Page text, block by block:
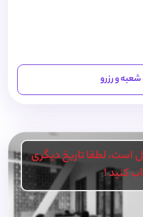
و رزرو
لطفا تاریخ دیگری
کنید !